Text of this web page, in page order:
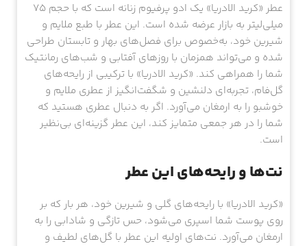
عطر «کرید الادریا» یک ادو پرفیوم زنانه است که با حجم 75
میلی‌لیتر به بازار عرضه شده است. این عطر با طبع ملایم و
شیرین خود، به‌خصوص برای فصل‌های بهار و تابستان طراحی
شده و می‌تواند همزمان با روزهای آفتابی و شب‌های رمانتیک
شما را همراهی کند. «کرید الادریا» با ترکیبی از رایحه‌های
گل‌فام، تجربه‌ای دلنشین و شگفت‌انگیز از عطری ملایم و
خوشبو را به ارمغان می‌آورد. اگر به دنبال عطری هستید که
شما را در هر جمعی متمایز کند، این عطر گزینه‌ای بی‌نظیر
است.
نت‌ها و رایحه‌های این عطر
«کرید الادریا» با رایحه‌های گلی و شیرین خود، هر بار که بر
روی پوست شما اسپری می‌شود، حس تازگی و شادابی را به
ارمغان می‌آورد. نت‌های اولیه این عطر با گل‌های لطیف و